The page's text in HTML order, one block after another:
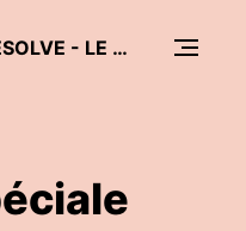
LE PODCAST DE RESOLVE - LE MARCHÉ SUISSE DE L'IMMOBILIER ET DES HYPOTHÈQUES EN BREF